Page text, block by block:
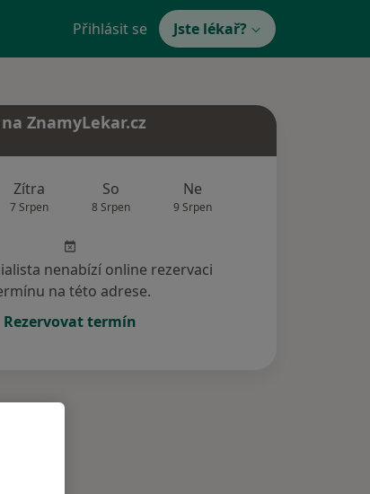
Přihlásit se Jste lékař?
ZnamyLekar.cz
Zítra
7 Srpen
So
8 Srpen
Ne
9 Srpen
nenabízí online rezervaci
na této adrese.
Rezervovat termín